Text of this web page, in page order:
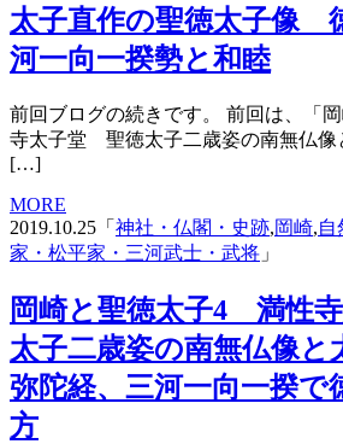
太子直作の聖徳太子像
河一向一揆勢と和睦
前回ブログの続きです。 前回は、「
寺太子堂 聖徳太子二歳姿の南無仏像
[…]
MORE
2019.10.25「 神社・仏閣・史跡,岡崎,自
家・松平家・三河武士・武将 」
岡崎と聖徳太子4 満性
太子二歳姿の南無仏像と
弥陀経、三河一向一揆で
方